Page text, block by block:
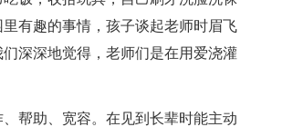
有趣的事情，孩子谈起老师时眉飞
深深地觉得，老师们是在用爱浇灌
帮助、宽容。在见到长辈时能主动